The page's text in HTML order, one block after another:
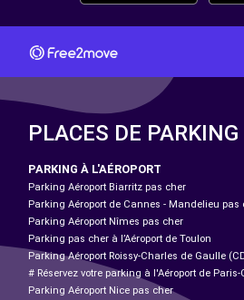
PLACES DE PARKING
PARKING À L'AÉROPORT
Parking Aéroport Biarritz pas cher
Parking Aéroport de Cannes - Mandelieu pas
Parking Aéroport Nîmes pas cher
Parking pas cher à l’Aéroport de Toulon
Parking Aéroport Roissy-Charles de Gaulle
# Réservez votre parking à l'Aéroport de
Parking Aéroport Nice pas cher